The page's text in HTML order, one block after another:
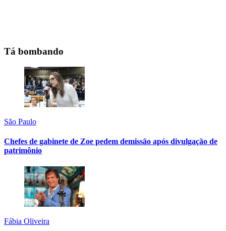
Tá bombando
São Paulo
Chefes de gabinete de Zoe pedem demissão após divulgação de
patrimônio
Fábia Oliveira